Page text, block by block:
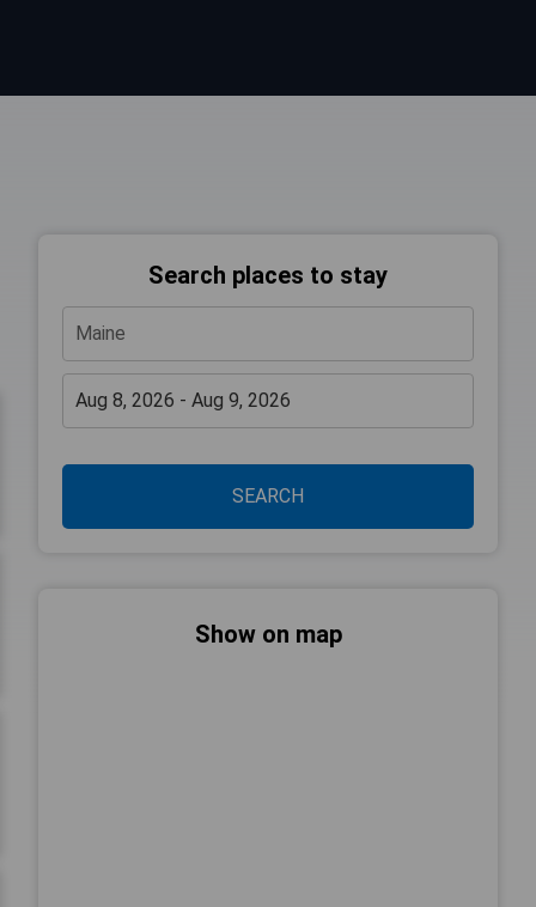
Search places to stay
SEARCH
Show on map